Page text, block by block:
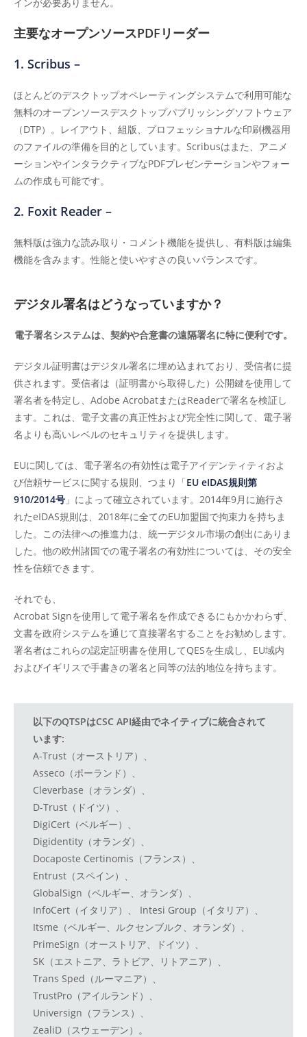
主要なオープンソースPDFリーダー
1. Scribus –
ほとんどのデスクトップオペレーティングシステムで利用可能な
無料のオープンソースデスクトップパブリッシングソフトウェア
（DTP）。レイアウト、組版、プロフェッショナルな印刷機器用
のファイルの準備を目的としています。Scribusはまた、アニメ
ーションやインタラクティブなPDFプレゼンテーションやフォー
ムの作成も可能です。
2. Foxit Reader –
無料版は強力な読み取り・コメント機能を提供し、有料版は編集
機能を含みます。性能と使いやすさの良いバランスです。
デジタル署名はどうなっていますか？
電子署名システムは、契約や合意書の遠隔署名に特に便利です。
デジタル証明書はデジタル署名に埋め込まれており、受信者に提
供されます。受信者は（証明書から取得した）公開鍵を使用して
署名者を特定し、Adobe AcrobatまたはReaderで署名を検証し
ます。これは、電子文書の真正性および完全性に関して、電子署
名よりも高いレベルのセキュリティを提供します。
EUに関しては、電子署名の有効性は電子アイデンティティおよ
び信頼サービスに関する規則、つまり「EU eIDAS規則第
910/2014号 」によって確立されています。2014年9月に施行さ
れたeIDAS規則は、2018年に全てのEU加盟国で拘束力を持ちま
した。この法律への推進力は、統一デジタル市場の創出にありま
した。他の欧州諸国での電子署名の有効性については、その安全
性を信頼できます。
それでも、
Acrobat Signを使用して電子署名を作成できるにもかかわらず、
文書を政府システムを通じて直接署名することをお勧めします。
署名者はこれらの認定証明書を使用してQESを生成し、EU域内
およびイギリスで手書きの署名と同等の法的地位を持ちます。
以下のQTSPはCSC API経由でネイティブに統合されて
います:
A-Trust（オーストリア）、
Asseco（ポーランド）、
Cleverbase（オランダ）、
D-Trust（ドイツ）、
DigiCert（ベルギー）、
Digidentity（オランダ）、
Docaposte Certinomis（フランス）、
Entrust（スペイン）、
GlobalSign（ベルギー、オランダ）、
InfoCert（イタリア）、 Intesi Group（イタリア）、
Itsme（ベルギー、ルクセンブルク、オランダ）、
PrimeSign（オーストリア、ドイツ）、
SK（エストニア、ラトビア、リトアニア）、
Trans Sped（ルーマニア）、
TrustPro（アイルランド）、
Universign（フランス）、
ZealiD（スウェーデン）。